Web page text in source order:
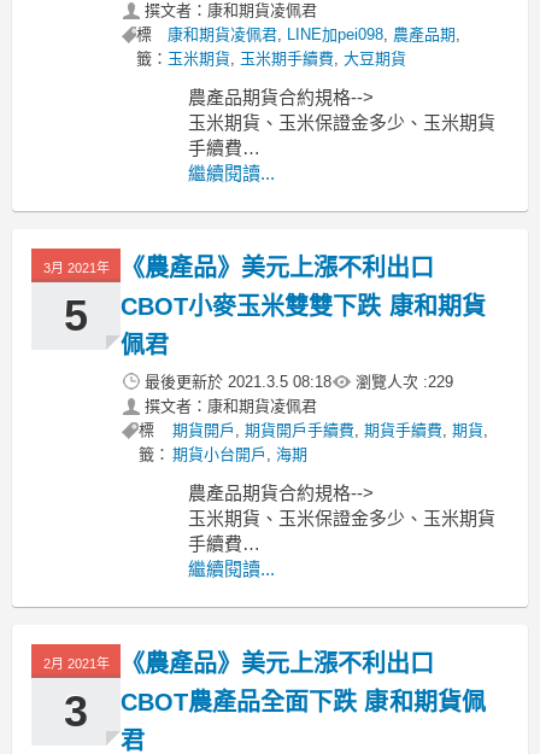
撰文者：康和期貨凌佩君
標
籤：
康和期貨凌佩君, LINE加pei098, 農產品期,
玉米期貨, 玉米期手續費, 大豆期貨
農產品期貨合約規格-->
玉米期貨、玉米保證金多少、玉米期貨
手續費
小麥期貨、小麥保證金多少、小麥期貨
----------------------------------------------
MoneyDJ新聞
繼續閱讀...
3月 2021年
5
《農產品》美元上漲不利出口
CBOT小麥玉米雙雙下跌 康和期貨
佩君
最後更新於 2021.3.5 08:18 瀏覽人次 :229
撰文者：康和期貨凌佩君
標
籤：
期貨開戶 ,期貨開戶手續費,期貨手續費,期貨,
期貨小台開戶 ,海期
農產品期貨合約規格-->
玉米期貨、玉米保證金多少、玉米期貨
手續費
小麥期貨、小麥保證金多少、小麥期貨
----------------------------------------------
MoneyDJ新聞
繼續閱讀...
2月 2021年
3
《農產品》美元上漲不利出口
CBOT農產品全面下跌 康和期貨佩
君